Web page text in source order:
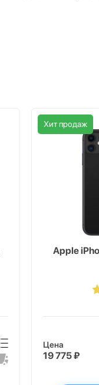
Хит продаж
Apple
Цена
19 775 ₽